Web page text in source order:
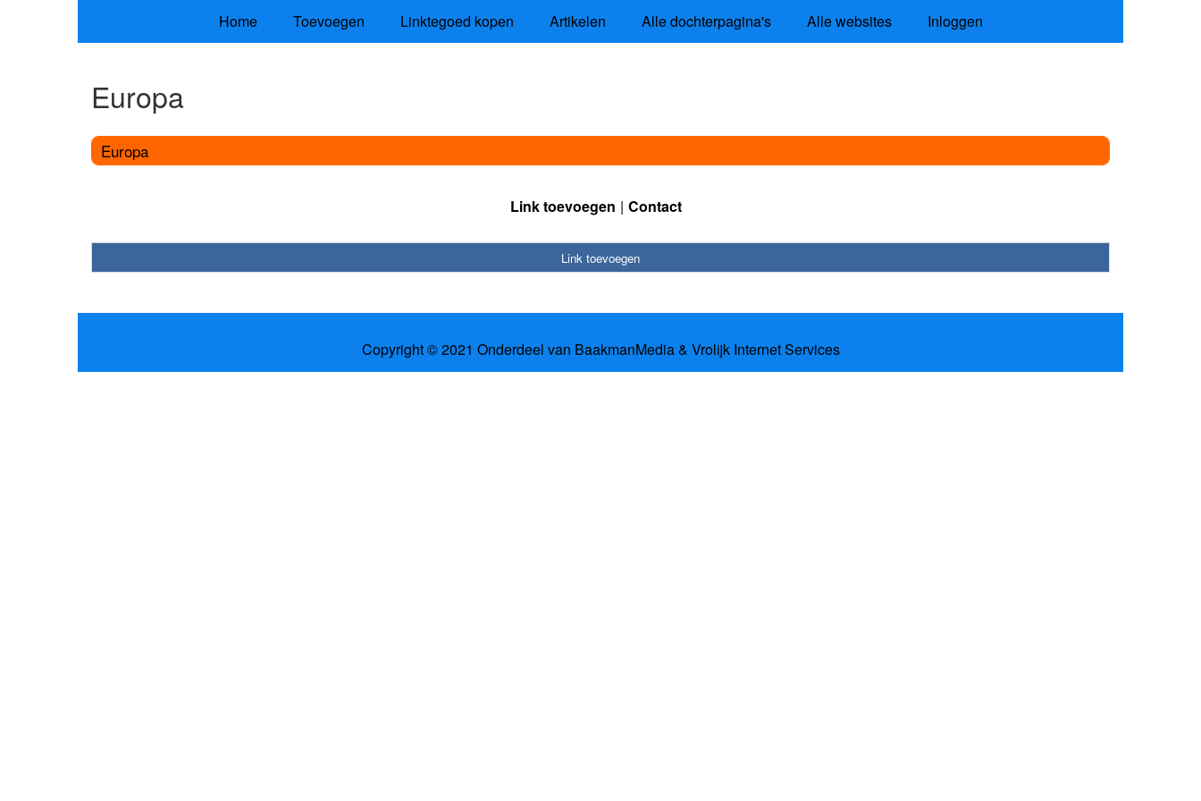
Home Toevoegen Linktegoed kopen Artikelen Alle dochterpagina's Alle websites Inloggen
Europa
Europa
Link toevoegen Contact
Link toevoegen
Copyright © 2021 Onderdeel van BaakmanMedia& Vrolijk Internet Services